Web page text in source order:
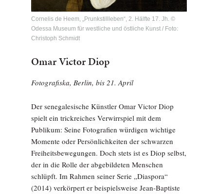
Cornelis de Heem, „Prunkstillleben“, 2. Hälfte 17. Jh. ©
Odessa Museum für westliche und östliche Kunst / Foto:
Christoph Schmidt
Omar Victor Diop
Fotografiska, Berlin, bis 21. April
Der senegalesische Künstler Omar Victor Diop
spielt ein trickreiches Verwirrspiel mit dem
Publikum: Seine Fotografien würdigen wichtige
Momente oder Persönlichkeiten der schwarzen
Freiheitsbewegungen. Doch stets ist es Diop selbst,
der in die Rolle der abgebildeten Menschen
schlüpft. Im Rahmen seiner Serie „Diaspora“
(2014) verkörpert er beispielsweise Jean-Baptiste